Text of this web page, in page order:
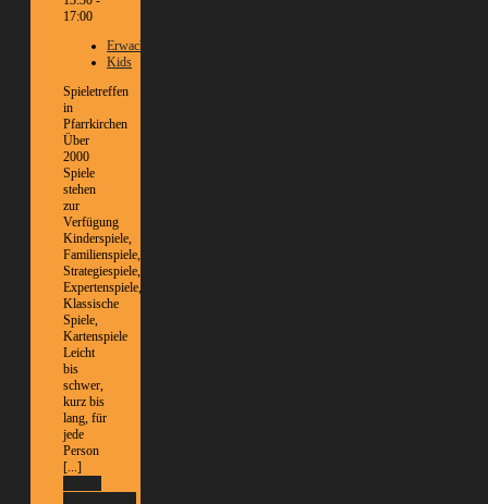
17:00
Erwachsene
Kids
Spieletreffen
in
Pfarrkirchen
Über
2000
Spiele
stehen
zur
Verfügung
Kinderspiele,
Familienspiele,
Strategiespiele,
Expertenspiele,
Klassische
Spiele,
Kartenspiele
Leicht
bis
schwer,
kurz bis
lang, für
jede
Person
[...]